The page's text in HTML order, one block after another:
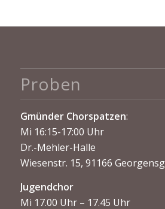
Proben
Gmünder Chorspatzen:
Mi 16:15-17:00 Uhr
Dr.-Mehler-Halle
Wiesenstr. 15, 91166
Jugendchor
Mi 17.00 Uhr – 17.45 Uhr